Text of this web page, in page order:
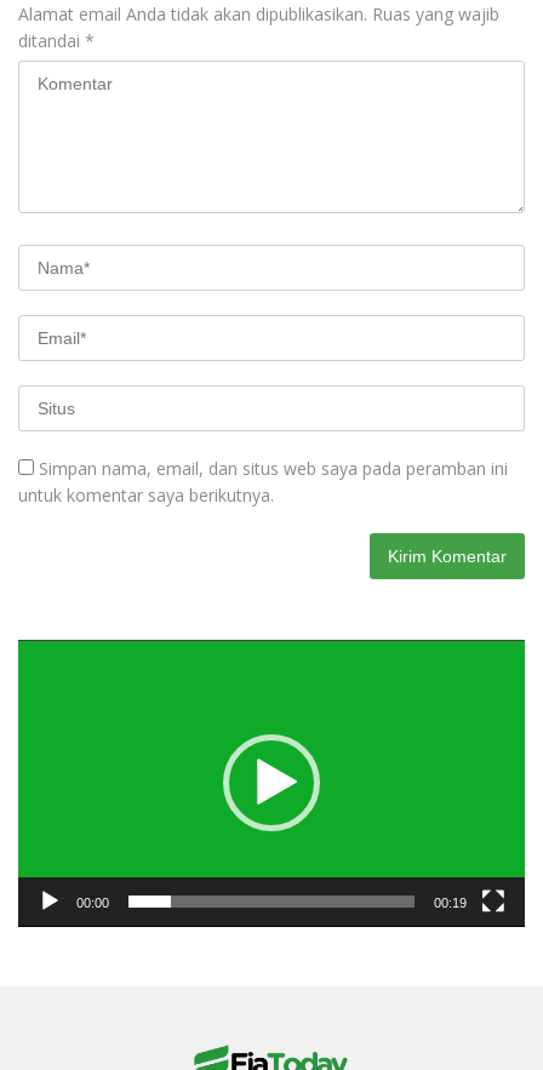
Alamat email Anda tidak akan dipublikasikan. Ruas yang wajib
ditandai *
Simpan nama, email, dan situs web saya pada peramban ini
untuk komentar saya berikutnya.
00:00 00:19